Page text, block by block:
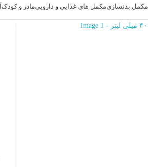
مکمل بدنسازیمکمل های غذایی و داروییمادر و کودک